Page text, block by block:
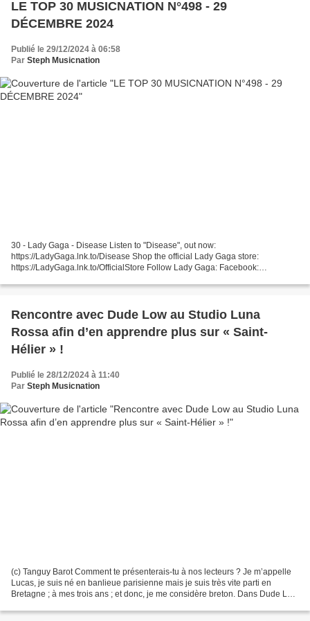
LE TOP 30 MUSICNATION N°498 - 29
DÉCEMBRE 2024
Publié le 29/12/2024 à 06:58
Par Steph Musicnation
30 - Lady Gaga - Disease Listen to "Disease", out now:
https://LadyGaga.lnk.to/Disease Shop the official Lady Gaga store:
https://LadyGaga.lnk.to/OfficialStore Follow Lady Gaga: Facebook:
Rencontre avec Dude Low au Studio Luna
Rossa afin d’en apprendre plus sur « Saint-
Hélier » !
Publié le 28/12/2024 à 11:40
Par Steph Musicnation
(c) Tanguy Barot Comment te présenterais-tu à nos lecteurs ? Je m’appelle
Lucas, je suis né en banlieue parisienne mais je suis très vite parti en
Bretagne ; à mes trois ans ; et donc, je me considère breton. Dans Dude Low